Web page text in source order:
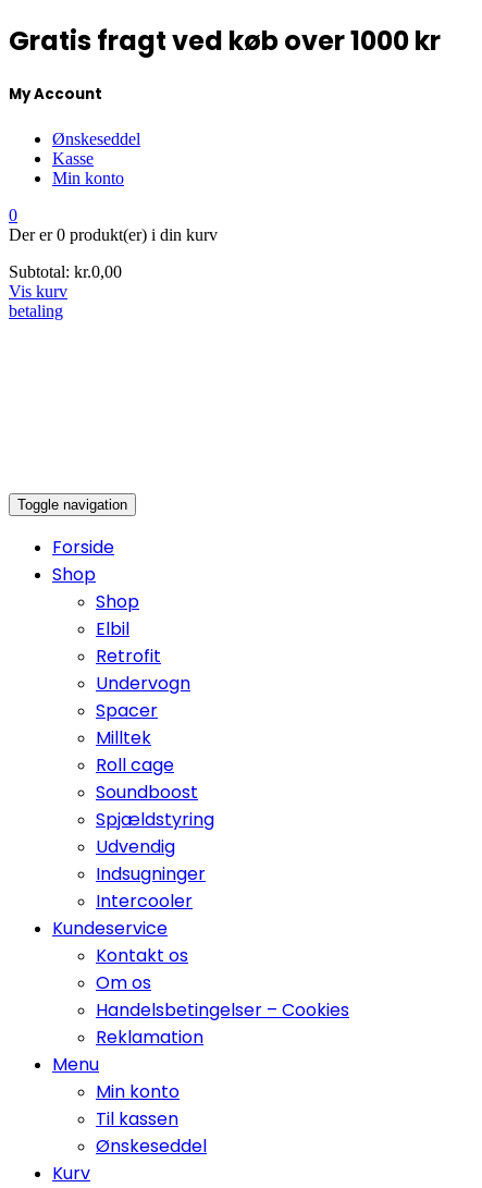
Gratis fragt ved køb over 1000 kr
My Account
Ønskeseddel
Kasse
Min konto
0
Der er0 produkt(er) i din kurv
Subtotal: kr.0,00
Vis kurv
betaling
Toggle navigation
Forside
Shop
Shop
Elbil
Retrofit
Undervogn
Spacer
Milltek
Roll cage
Soundboost
Spjældstyring
Udvendig
Indsugninger
Intercooler
Kundeservice
Kontakt os
Om os
Handelsbetingelser – Cookies
Reklamation
Menu
Min konto
Til kassen
Ønskeseddel
Kurv